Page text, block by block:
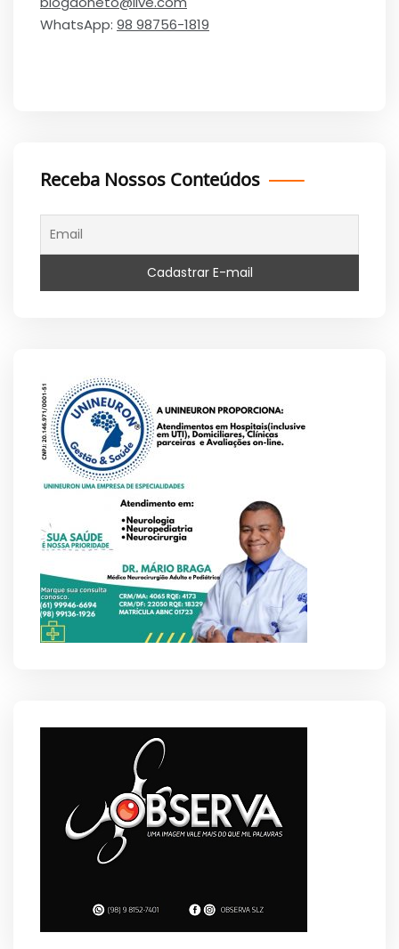
WhatsApp: 98 98756-1819
Receba Nossos Conteúdos